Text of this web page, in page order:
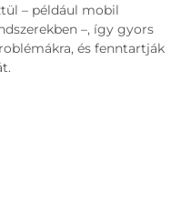
– például mobil
–, így gyors
és fenntartják